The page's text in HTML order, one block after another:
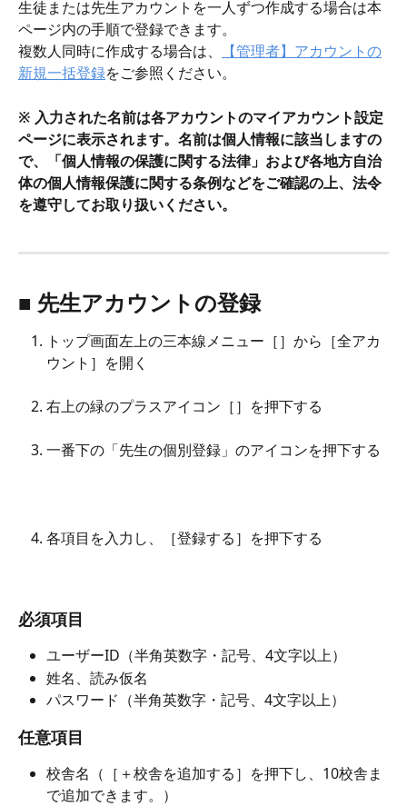
生徒または先生アカウントを一人ずつ作成する場合は本
ページ内の手順で登録できます。
複数人同時に作成する場合は、
【管理者】アカウントの
新規一括登録をご参照ください。
※ 入力された名前は各アカウントのマイアカウント設定
ページに表示されます。名前は個人情報に該当しますの
で、「個人情報の保護に関する法律」および各地方自治
体の個人情報保護に関する条例などをご確認の上、法令
を遵守してお取り扱いください。
■ 先生アカウントの登録
トップ画面左上の三本線メニュー［］から［全アカ
ウント］を開く
右上の緑のプラスアイコン［］を押下する
一番下の「先生の個別登録」のアイコンを押下する
各項目を入力し、［登録する］を押下する
必須項目
ユーザーID（半角英数字・記号、4文字以上）
姓名、読み仮名
パスワード（半角英数字・記号、4文字以上）
任意項目
校舎名（［＋校舎を追加する］を押下し、10校舎ま
で追加できます。）